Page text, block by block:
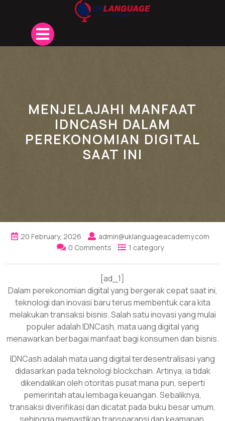
Open
MENJELAJAHI MANFAAT
IDNCASH DALAM
PEREKONOMIAN DIGITAL
SAAT INI
20 February, 2026
admin@uklanguageacademy.com
0 Comments
1 category
[ad_1]
Dalam perekonomian digital yang bergerak cepat saat ini,
teknologi dan inovasi baru terus membentuk cara kita
melakukan transaksi bisnis. Salah satu inovasi yang mulai
populer adalah IDNCash, mata uang digital yang
menawarkan berbagai manfaat bagi konsumen dan bisnis.
IDNCash adalah mata uang digital terdesentralisasi yang
didasarkan pada teknologi blockchain. Artinya, ia tidak
dikendalikan oleh otoritas pusat mana pun, seperti
pemerintah atau lembaga keuangan. Sebaliknya,
transaksi diverifikasi dan dicatat pada buku besar umum,